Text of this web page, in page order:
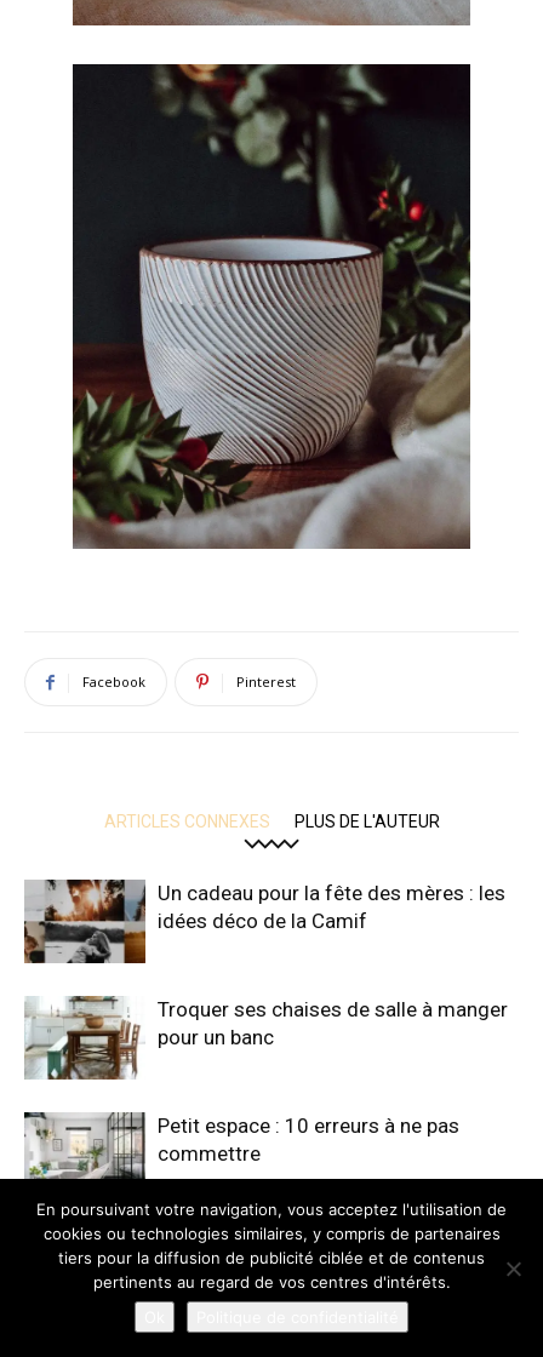
Facebook Pinterest
ARTICLES CONNEXES PLUS DE L'AUTEUR
Un cadeau pour la fête des mères : les
idées déco de la Camif
Troquer ses chaises de salle à manger
pour un banc
Petit espace : 10 erreurs à ne pas
commettre
Muskhane : Vibrations Népalaises dans
une Déco-éco
En poursuivant votre navigation, vous acceptez l'utilisation de
cookies ou technologies similaires, y compris de partenaires
tiers pour la diffusion de publicité ciblée et de contenus
pertinents au regard de vos centres d'intérêts.